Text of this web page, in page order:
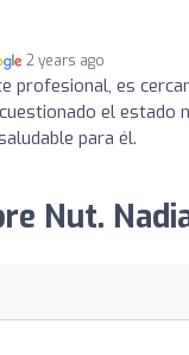
2 years ago
profesional, es
el
para él.
Nut.